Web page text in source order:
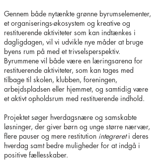
Gennem både nytænkte grønne byrumselementer,
et organiserings-økosystem og kreative og
restituerende aktiviteter som kan indtænkes i
dagligdagen, vil vi udvikle nye måder at bruge
byens rum på med et trivselsperspektiv.
Byrummene vil både være en læringsarena for
restituerende aktiviteter, som kan tages med
tilbage til skolen, klubben, foreningen,
arbejdspladsen eller hjemmet, og samtidig være
et aktivt opholdsrum med restituerende indhold.
Projektet søger hverdagsnære og samskabte
løsninger, der giver børn og unge større nærvær,
flere pauser og mere restitution integrereti deres
hverdag samt bedre muligheder for at indgå i
positive fællesskaber.